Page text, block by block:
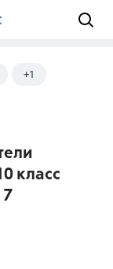
+1
класс
7